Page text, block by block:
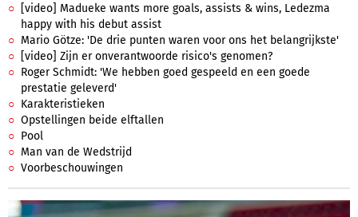
[video] Madueke wants more goals, assists & wins, Ledezma
happy with his debut assist
Mario Götze: 'De drie punten waren voor ons het belangrijkste'
[video] Zijn er onverantwoorde risico's genomen?
Roger Schmidt: 'We hebben goed gespeeld en een goede
prestatie geleverd'
Karakteristieken
Opstellingen beide elftallen
Pool
Man van de Wedstrijd
Voorbeschouwingen